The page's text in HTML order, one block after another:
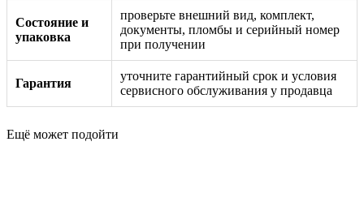
Состояние и
упаковка
проверьте внешний вид, комплект,
документы, пломбы и серийный номер
при получении
Гарантия
уточните гарантийный срок и условия
сервисного обслуживания у продавца
Ещё может подойти